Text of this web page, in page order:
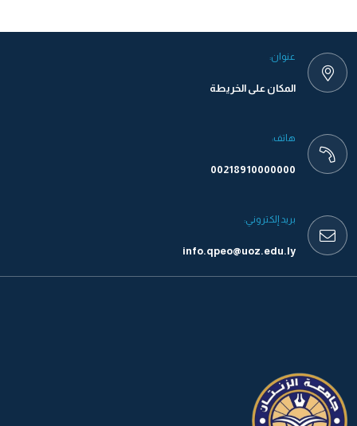
عنوان:
المكان على الخريطة
هاتف:
00218910000000
بريد إلكتروني:
info.qpeo@uoz.edu.ly